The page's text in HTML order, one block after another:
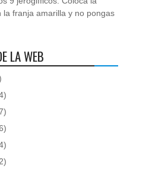
la franja amarilla y no pongas
LA WEB